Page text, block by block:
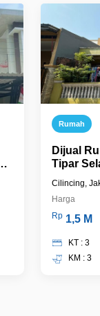
Rumah
Dijual
Tipar
Cilincing,
Harga
Rp 1,5 M
KT : 3
KM : 3